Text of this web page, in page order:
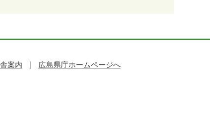
案内 広島県庁ホームページへ